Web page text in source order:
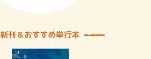
新刊＆おすすめ単行本